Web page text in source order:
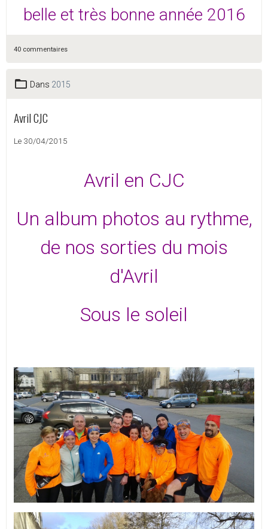
belle et très bonne année 2016
40 commentaires
Dans 2015
Avril CJC
Le 30/04/2015
Avril en CJC
Un album photos au rythme,
de nos sorties du mois
d'Avril
Sous le soleil